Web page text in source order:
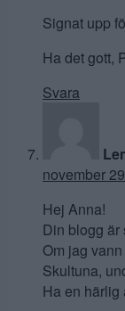
Signat upp
Ha det gott,
Svara
november
Hej Anna!
Din blogg är
Om jag
Skultuna,
Ha en härlig